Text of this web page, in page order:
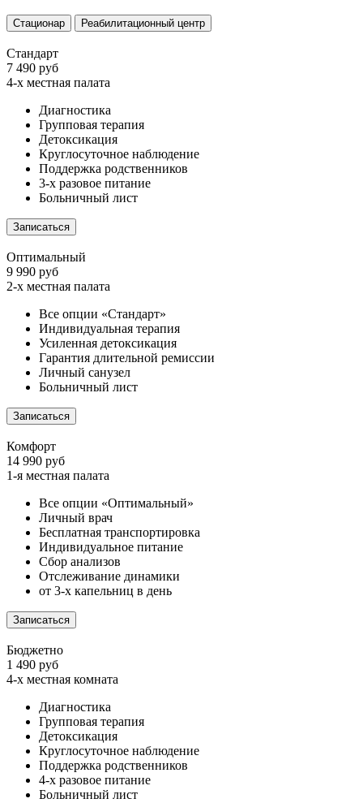
Стационар Реабилитационный центр
Стандарт
7 490 руб
4-х местная палата
Диагностика
Групповая терапия
Детоксикация
Круглосуточное наблюдение
Поддержка родственников
3-х разовое питание
Больничный лист
Записаться
Оптимальный
9 990 руб
2-х местная палата
Все опции «Стандарт»
Индивидуальная терапия
Усиленная детоксикация
Гарантия длительной ремиссии
Личный санузел
Больничный лист
Записаться
Комфорт
14 990 руб
1-я местная палата
Все опции «Оптимальный»
Личный врач
Бесплатная транспортировка
Индивидуальное питание
Сбор анализов
Отслеживание динамики
от 3-х капельниц в день
Записаться
Бюджетно
1 490 руб
4-х местная комната
Диагностика
Групповая терапия
Детоксикация
Круглосуточное наблюдение
Поддержка родственников
4-х разовое питание
Больничный лист